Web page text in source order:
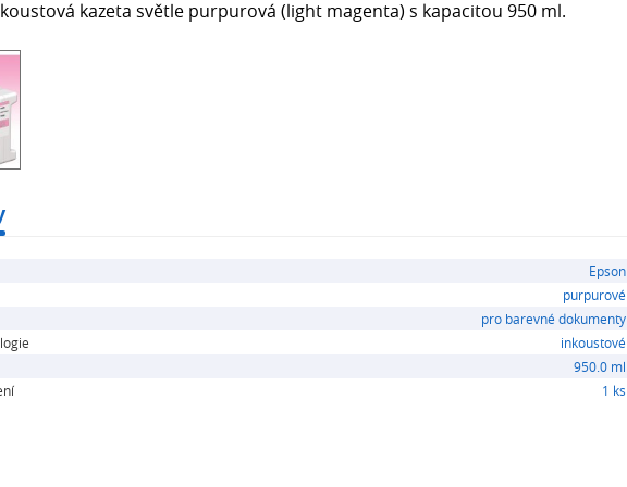
kazeta světle purpurová (light magenta) s kapacitou 950 ml.
Epson
purpurové
pro barevné dokumenty
inkoustové
950.0 ml
1 ks